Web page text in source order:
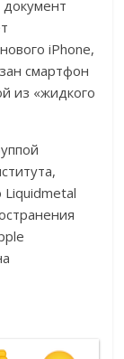
iPhone,
смартфон
из «жидкого
Liquidmetal